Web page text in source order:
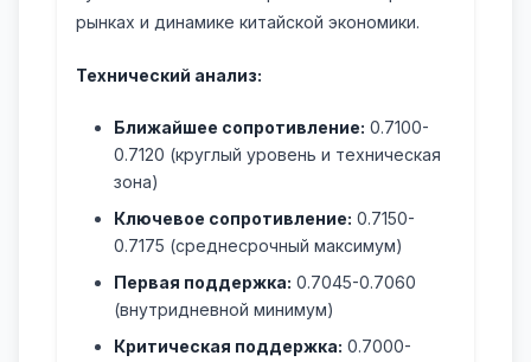
рынках и динамике китайской экономики.
Технический анализ:
Ближайшее сопротивление: 0.7100-
0.7120 (круглый уровень и техническая
зона)
Ключевое сопротивление: 0.7150-
0.7175 (среднесрочный максимум)
Первая поддержка: 0.7045-0.7060
(внутридневной минимум)
Критическая поддержка: 0.7000-